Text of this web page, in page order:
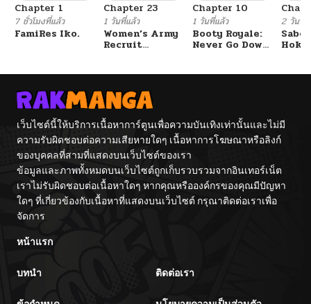
Chapter 1
7 ชั่วโมงที่แล้ว
FamiRes Iko.
Chapter 23
1 วันที่แล้ว
Women’s Army
Recruit
Chapter 10
1 วันที่แล้ว
Booty Royale:
Never Go Down
2 วันที่แ
เว็บไซต์นี้ให้บริการเนื้อหาการ์ตูนเพื่อความบันเทิงเท่านั้นและไม่มี
ความรับผิดชอบต่อความเสียหายใดๆ เนื้อหาการโฆษณาหรือลิงก์
ของบุคคลที่สามที่แสดงบนเว็บไซต์ของเรา
ข้อมูลและภาพทั้งหมดบนเว็บไซต์ถูกเก็บรวบรวมจากอินเทอร์เน็ต
เราไม่รับผิดชอบต่อเนื้อหาใดๆ หากคุณหรือองค์กรของคุณมีปัญหา
ใดๆ ที่เกี่ยวข้องกับเนื้อหาที่แสดงบนเว็บไซต์ กรุณาติดต่อเราเพื่อ
จัดการ
หน้าแรก
บทนำ ติดต่อเรา